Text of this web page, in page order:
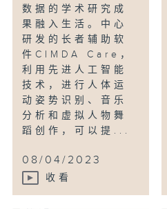
数据的学术研究成
果融入生活。中心
研发的长者辅助软
件CIMDA Care，
利用先进人工智能
技术，进行人体运
动姿势识别、音乐
分析和虚拟人物舞
蹈创作，可以提...
08/04/2023
收看